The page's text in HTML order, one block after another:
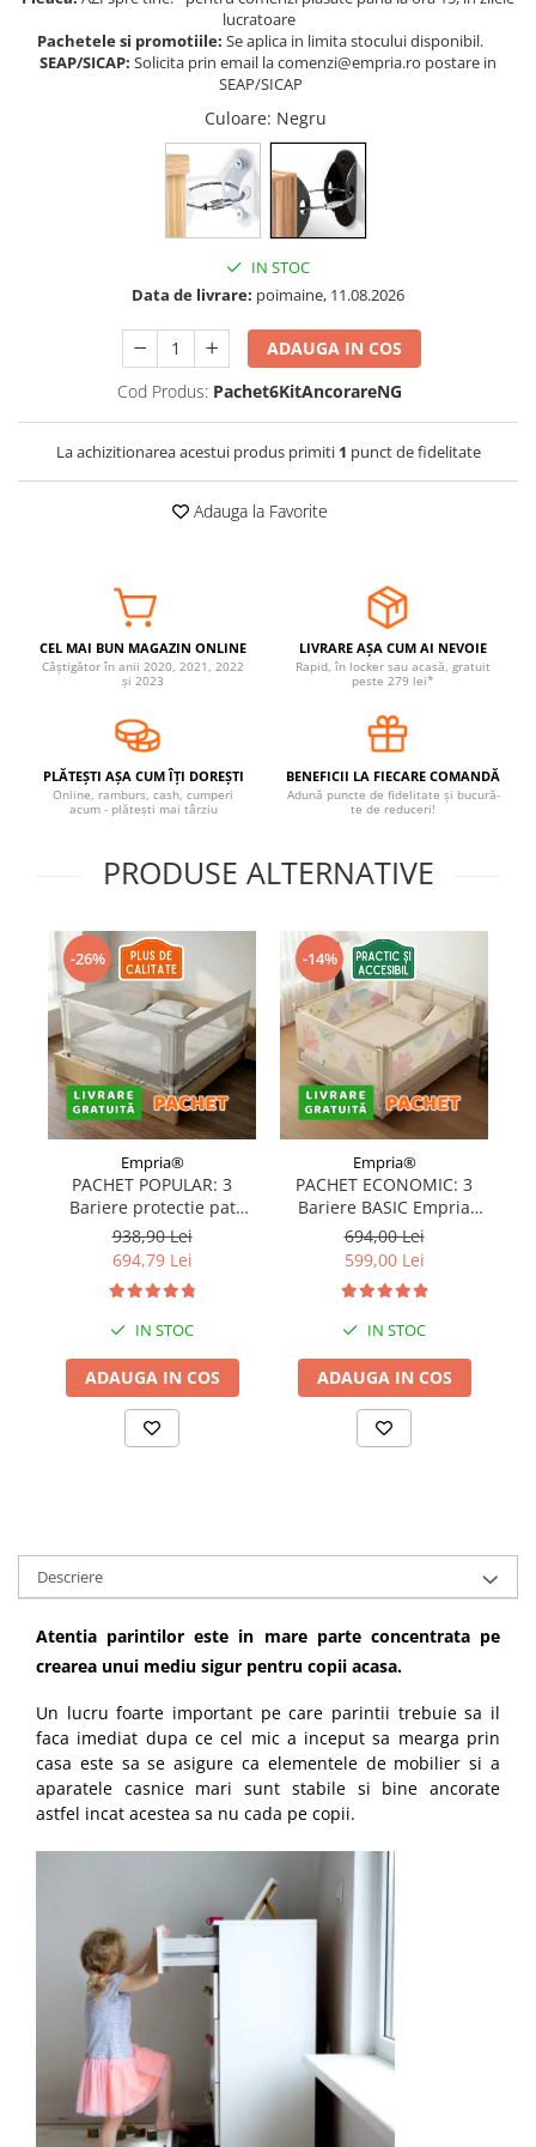
Somnul bebelusului
Carucioare si scaune auto
Ingrijire bebe si mama
Igiena si ingrijire bebelusi
Baia bebelusului
Jucarii copii si jocuri educative
Cuburi magnetice JollyHeap®
Rechizite scolare
LEGO
Stickere decorative
Covorase de joaca
Siguranta animale companie
Carduri Cadou
Propuneri Cadou
Produse Sub 50 Lei
Resigilate
lucratoare
Pachetele si promotiile: Se aplica in limita stocului disponibil.
SEAP/SICAP: Solicita prin email la comenzi@empria.ro postare in
SEAP/SICAP
Culoare: Negru
IN STOC
Data de livrare: poimaine, 11.08.2026
ADAUGA IN COS
Cod Produs: Pachet6KitAncorareNG
La achizitionarea acestui produs primiti 1 punct de fidelitate
Adauga la Favorite
CEL MAI BUN MAGAZIN ONLINE
Câștigător în anii 2020, 2021, 2022
și 2023
LIVRARE AȘA CUM AI NEVOIE
Rapid, în locker sau acasă, gratuit
peste 279 lei*
PLĂTEȘTI AȘA CUM ÎȚI DOREȘTI
Online, ramburs, cash, cumperi
acum - plătești mai târziu
BENEFICII LA FIECARE COMANDĂ
Adună puncte de fidelitate și bucură-
te de reduceri!
PRODUSE ALTERNATIVE
-26%
Empria®
PACHET POPULAR: 3
Bariere protectie pat
copii, SELECT, 160x200
cm
938,90 Lei
694,79 Lei
IN STOC
ADAUGA IN COS
-14%
Empria®
PACHET ECONOMIC: 3
Bariere BASIC Empria
protectie pat 160X200 cm
+ bara stabilizatoare
694,00 Lei
599,00 Lei
IN STOC
ADAUGA IN COS
Descriere
Atentia parintilor este in mare parte concentrata pe
crearea unui mediu sigur pentru copii acasa.
Un lucru foarte important pe care parintii trebuie sa il
faca imediat dupa ce cel mic a inceput sa mearga prin
casa este sa se asigure ca elementele de mobilier si a
aparatele casnice mari sunt stabile si bine ancorate
astfel incat acestea sa nu cada pe copii.